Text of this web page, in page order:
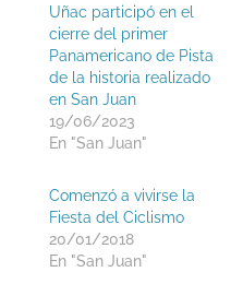
Uñac participó en el
cierre del primer
Panamericano de Pista
de la historia realizado
en San Juan
19/06/2023
En "San Juan"
Comenzó a vivirse la
Fiesta del Ciclismo
20/01/2018
En "San Juan"